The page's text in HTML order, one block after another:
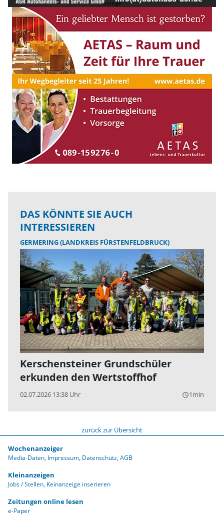
DAS KÖNNTE SIE AUCH
INTERESSIEREN
GERMERING (LANDKREIS FÜRSTENFELDBRUCK)
Kerschensteiner Grundschüler
erkunden den Wertstoffhof
02.07.2026 13:38 Uhr query_builder1min
zurück zur Übersicht
Wochenanzeiger
Media-Daten Impressum Datenschutz AGB
Kleinanzeigen
Jobs / Stellen Keinanzeige inserieren
Zeitungen online lesen
e-Paper